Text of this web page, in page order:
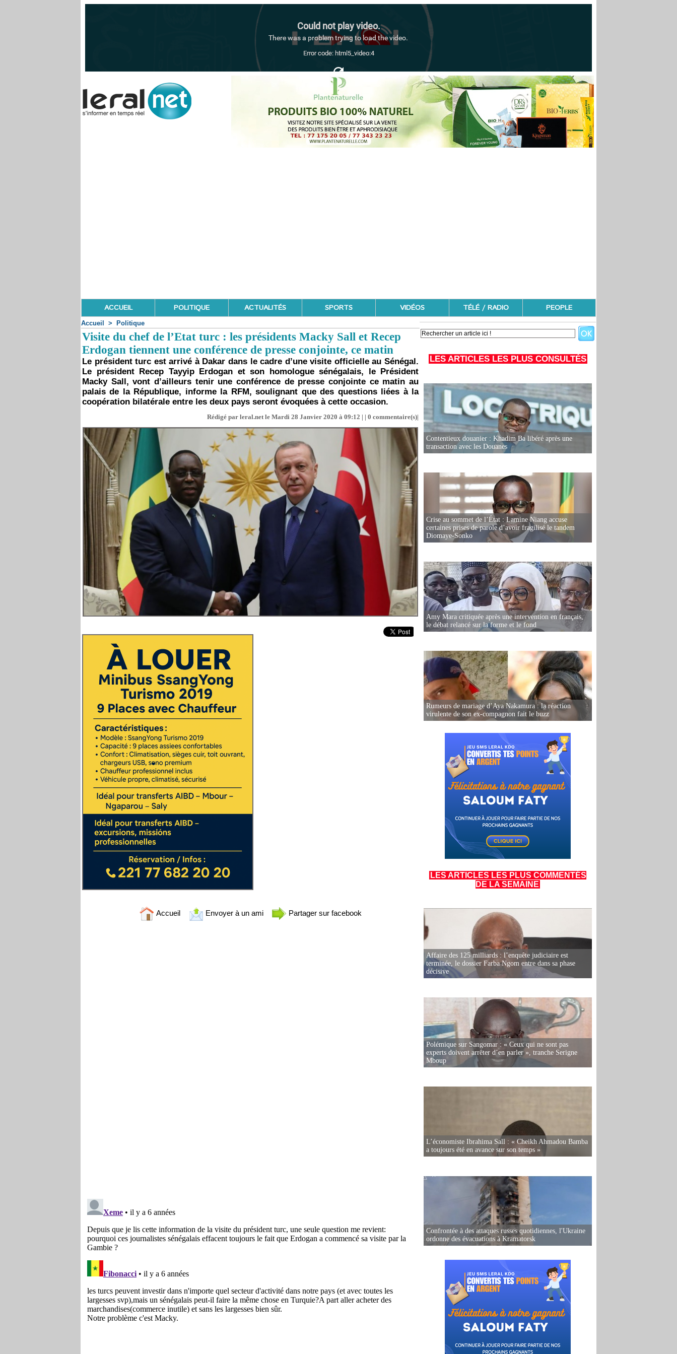
ACCUEIL POLITIQUE ACTUALITÉS SPORTS VIDÉOS TÉLÉ / RADIO PEOPLE
Accueil > Politique
Visite du chef de l’Etat turc : les présidents Macky Sall et Recep
Erdogan tiennent une conférence de presse conjointe, ce matin
Le président turc est arrivé à Dakar dans le cadre d’une visite officielle au Sénégal.
Le président Recep Tayyip Erdogan et son homologue sénégalais, le Président
Macky Sall, vont d’ailleurs tenir une conférence de presse conjointe ce matin au
palais de la République, informe la RFM, soulignant que des questions liées à la
coopération bilatérale entre les deux pays seront évoquées à cette occasion.
Rédigé par leral.net le Mardi 28 Janvier 2020 à 09:12 | | 0 commentaire(s)|
Accueil Envoyer à un ami Partager sur facebook
LES ARTICLES LES PLUS CONSULTÉS
Contentieux douanier : Khadim Ba libéré après une
transaction avec les Douanes
Crise au sommet de l’État : Lamine Niang accuse
certaines prises de parole d’avoir fragilisé le tandem
Diomaye-Sonko
Amy Mara critiquée après une intervention en français,
le débat relancé sur la forme et le fond
Rumeurs de mariage d’Aya Nakamura : la réaction
virulente de son ex-compagnon fait le buzz
LES ARTICLES LES PLUS COMMENTÉS
DE LA SEMAINE
Affaire des 125 milliards : l’enquête judiciaire est
terminée, le dossier Farba Ngom entre dans sa phase
décisive
Polémique sur Sangomar : « Ceux qui ne sont pas
experts doivent arrêter d’en parler », tranche Serigne
Mboup
L’économiste Ibrahima Sall : « Cheikh Ahmadou Bamba
a toujours été en avance sur son temps »
Confrontée à des attaques russes quotidiennes, l'Ukraine
ordonne des évacuations à Kramatorsk